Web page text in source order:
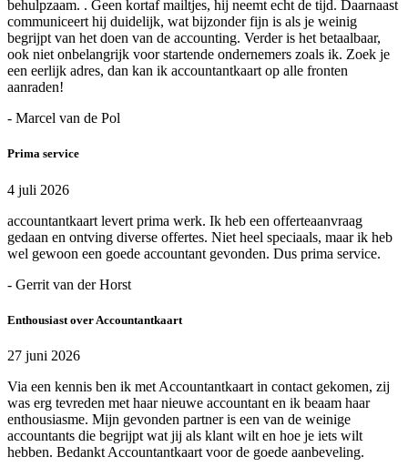
behulpzaam. . Geen kortaf mailtjes, hij neemt echt de tijd. Daarnaast
communiceert hij duidelijk, wat bijzonder fijn is als je weinig
begrijpt van het doen van de accounting. Verder is het betaalbaar,
ook niet onbelangrijk voor startende ondernemers zoals ik. Zoek je
een eerlijk adres, dan kan ik accountantkaart op alle fronten
aanraden!
- Marcel van de Pol
Prima service
4 juli 2026
accountantkaart levert prima werk. Ik heb een offerteaanvraag
gedaan en ontving diverse offertes. Niet heel speciaals, maar ik heb
wel gewoon een goede accountant gevonden. Dus prima service.
- Gerrit van der Horst
Enthousiast over Accountantkaart
27 juni 2026
Via een kennis ben ik met Accountantkaart in contact gekomen, zij
was erg tevreden met haar nieuwe accountant en ik beaam haar
enthousiasme. Mijn gevonden partner is een van de weinige
accountants die begrijpt wat jij als klant wilt en hoe je iets wilt
hebben. Bedankt Accountantkaart voor de goede aanbeveling.